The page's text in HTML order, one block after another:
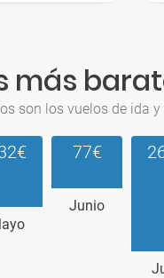
más
son los vuelos de ida
77€
Junio